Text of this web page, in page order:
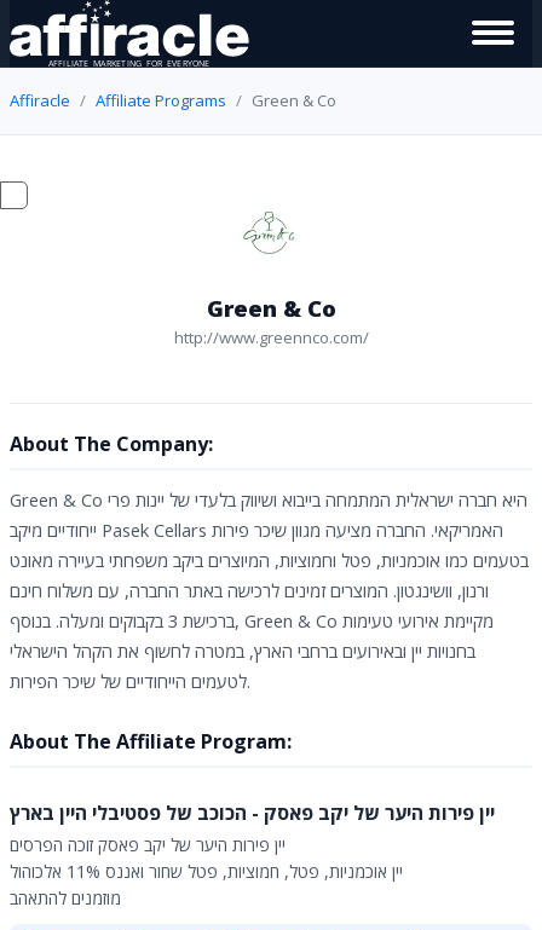
Affiracle Affiliate Programs Green & Co
Green & Co
http://www.greennco.com/
About The Company:
Green & Co היא חברה ישראלית המתמחה בייבוא ושיווק בלעדי של יינות פרי
ייחודיים מיקב Pasek Cellars האמריקאי. החברה מציעה מגוון שיכר פירות
בטעמים כמו אוכמניות, פטל וחמוציות, המיוצרים ביקב משפחתי בעיירה מאונט
ורנון, וושינגטון. המוצרים זמינים לרכישה באתר החברה, עם משלוח חינם
ברכישת 3 בקבוקים ומעלה. בנוסף, Green & Co מקיימת אירועי טעימות
בחנויות יין ובאירועים ברחבי הארץ, במטרה לחשוף את הקהל הישראלי
לטעמים הייחודיים של שיכר הפירות.
About The Affiliate Program:
יין פירות היער של יקב פאסק - הכוכב של פסטיבלי היין בארץ
יין פירות היער של יקב פאסק זוכה הפרסים
יין אוכמניות, פטל, חמוציות, פטל שחור ואננס 11% אלכוהול
מוזמנים להתאהב